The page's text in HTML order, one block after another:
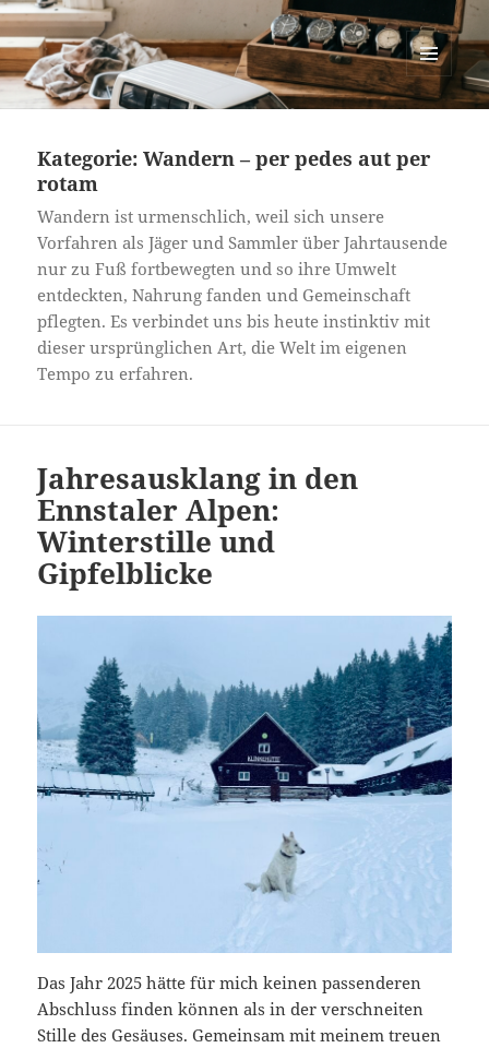
cartastrophy.at
MENÜ
UND
Kategorie:Wandern – per pedes aut per
rotam
Wandern ist urmenschlich, weil sich unsere
Vorfahren als Jäger und Sammler über Jahrtausende
nur zu Fuß fortbewegten und so ihre Umwelt
entdeckten, Nahrung fanden und Gemeinschaft
pflegten. Es verbindet uns bis heute instinktiv mit
dieser ursprünglichen Art, die Welt im eigenen
Tempo zu erfahren.
Jahresausklang in den
Ennstaler Alpen:
Winterstille und
Gipfelblicke
Das Jahr 2025 hätte für mich keinen passenderen
Abschluss finden können als in der verschneiten
Stille des Gesäuses. Gemeinsam mit meinem treuen